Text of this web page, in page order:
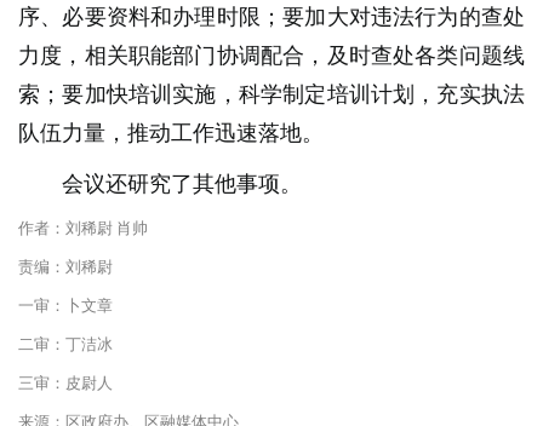
序、必要资料和办理时限；要加大对违法行为的查处
力度，相关职能部门协调配合，及时查处各类问题线
索；要加快培训实施，科学制定培训计划，充实执法
队伍力量，推动工作迅速落地。
会议还研究了其他事项。
作者：刘稀尉 肖帅
责编：刘稀尉
一审：卜文章
二审：丁洁冰
三审：皮尉人
来源：区政府办、区融媒体中心